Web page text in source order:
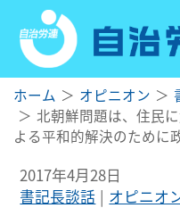
ホーム オピニオン
北朝鮮問題は、住民
よる平和的解決のために
2017年4月28日
書記長談話
オピニオ